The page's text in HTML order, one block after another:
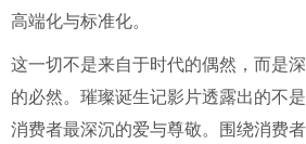
高端化与标准化。
这一切不是来自于时代的偶然，而是
的必然。璀璨诞生记影片透露出的不
消费者最深沉的爱与尊敬。围绕消费